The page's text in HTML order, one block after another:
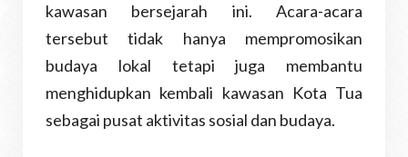
kawasan bersejarah ini. Acara-acara
tersebut tidak hanya mempromosikan
budaya lokal tetapi juga membantu
menghidupkan kembali kawasan Kota Tua
sebagai pusat aktivitas sosial dan budaya.